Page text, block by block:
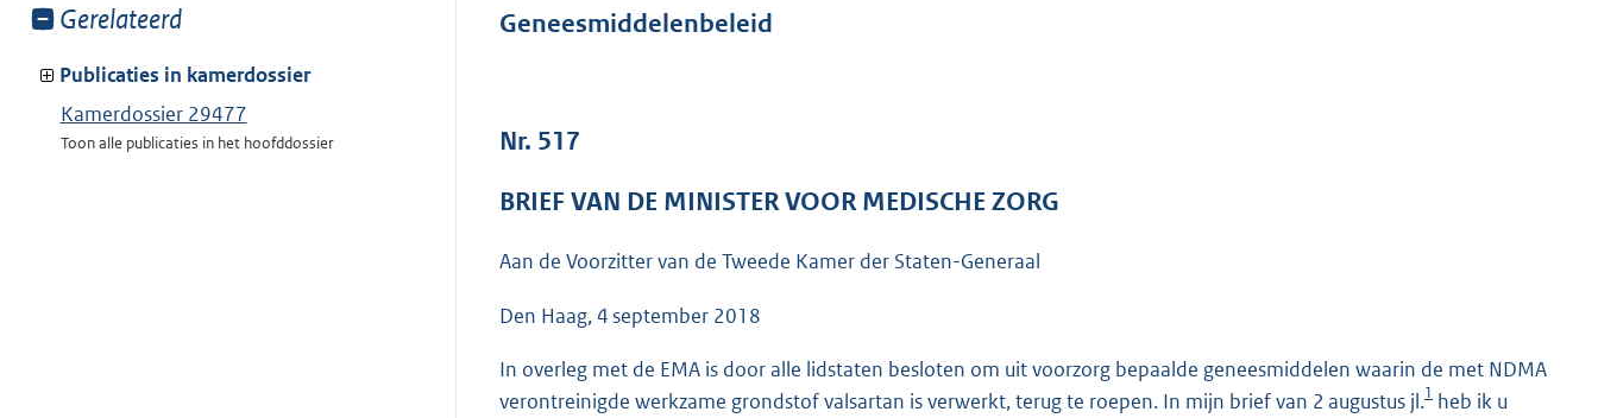
Toon
van:
Gerelateerd
Publicaties in kamerdossier
Kamerdossier 29477
Toon alle publicaties in het hoofddossier
r
o
:
3
Geneesmiddelenbeleid
Nr. 517
BRIEF VAN DE MINISTER VOOR MEDISCHE ZORG
Aan de Voorzitter van de Tweede Kamer der Staten-Generaal
Den Haag, 4 september 2018
In overleg met de EMA is door alle lidstaten besloten om uit voorzorg bepaalde geneesmiddelen waarin de met NDMA
verontreinigde werkzame grondstof valsartan is verwerkt, terug te roepen. In mijn brief van 2 augustus jl.1 heb ik u